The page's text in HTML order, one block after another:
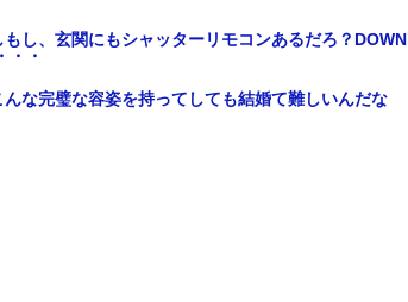
し、玄関にもシャッターリモコンあるだろ？DOWN
・
な完璧な容姿を持ってしても結婚て難しいんだな